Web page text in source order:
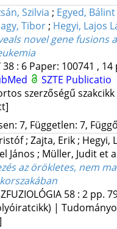
Szilvia ; Egyed, Bálint
Tibor; Hegyi, Lajos
novel gene
38: 6 Paper: 100741 ,
SZTE Publicatio
szerzőségű
7, Független: 7,
; Zajta, Erik; Hegyi,
János ; Müller, Judit et
az örökletes, nem
58: 2 pp.
|